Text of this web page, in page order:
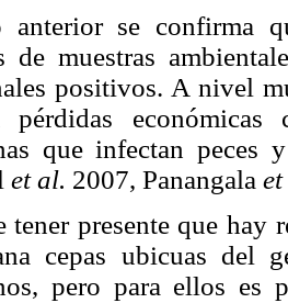
se confirma
de muestras
positivos. A nivel
pérdidas económicas
que infectan
et al. 2007, Panangala
tener presente que hay
cepas ubicuas del
pero para ellos